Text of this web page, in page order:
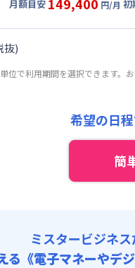
清掃料他 : 25,000円/回 (
その他費用 :
102,000円/月 (3,400
光熱費他 : 24,000円/月
清掃料他 :
その他費用 :
月額目安 円/月 初
月額賃料目安(30日利用)
光熱費他 : 24,000円/月
抜)
で利用期間を選択できます。
希望の日
簡
ミスタービジネ
る 《電子マネーやデ